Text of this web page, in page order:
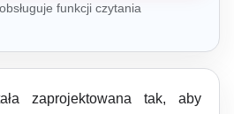
funkcji czytania
zaprojektowana tak, aby